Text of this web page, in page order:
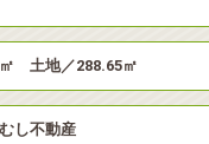
土地／288.65㎡
し不動産